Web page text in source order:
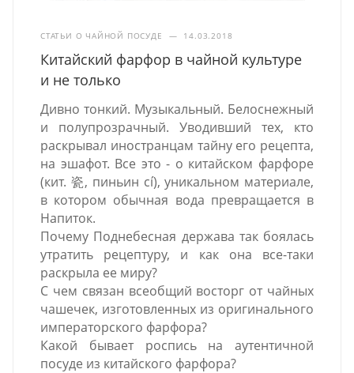
СТАТЬИ О ЧАЙНОЙ ПОСУДЕ — 14.03.2018
Китайский фарфор в чайной культуре
и не только
Дивно тонкий. Музыкальный. Белоснежный
и полупрозрачный. Уводивший тех, кто
раскрывал иностранцам тайну его рецепта,
на эшафот. Все это - о китайском фарфоре
(кит. 瓷, пиньин cí), уникальном материале,
в котором обычная вода превращается в
Напиток.
Почему Поднебесная держава так боялась
утратить рецептуру, и как она все-таки
раскрыла ее миру?
С чем связан всеобщий восторг от чайных
чашечек, изготовленных из оригинального
императорского фарфора?
Какой бывает роспись на аутентичной
посуде из китайского фарфора?